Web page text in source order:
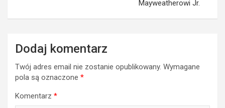
Mayweatherowi Jr.
Dodaj komentarz
Twój adres email nie zostanie opublikowany. Wymagane
pola są oznaczone *
Komentarz *